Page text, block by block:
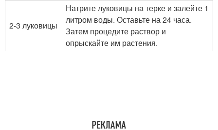
2-3 луковицы
Натрите луковицы на терке и залейте 1
литром воды. Оставьте на 24 часа.
Затем процедите раствор и
опрыскайте им растения.